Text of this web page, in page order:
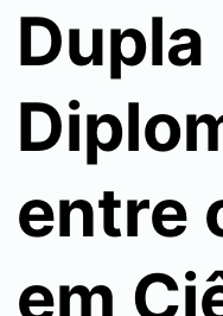
Dupla
entre
em